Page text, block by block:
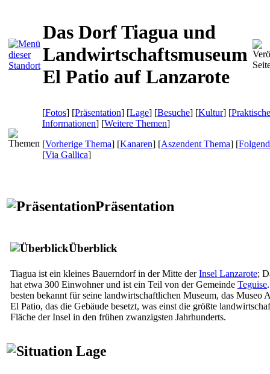
Das Dorf Tiagua und
Landwirtschaftsmuseum
El Patio auf Lanzarote
[Fotos] [Präsentation] [Lage] [Besuche] [Kultur] [Praktische
Informationen] [Weitere Themen]
[Vorherige Thema] [Kanaren] [Aszendent Thema] [
[Via Gallica]
Präsentation
Überblick
Tiagua ist ein kleines Bauerndorf in der Mitte derInsel Lanzarote;
hat etwa 300 Einwohner und ist ein Teil von der Gemeinde Teguise
besten bekannt für seine landwirtschaftlichen Museum, das Museo
El Patio, das die Gebäude besetzt, was einst die größte
Fläche der Insel in den frühen zwanzigsten Jahrhunderts.
Lage